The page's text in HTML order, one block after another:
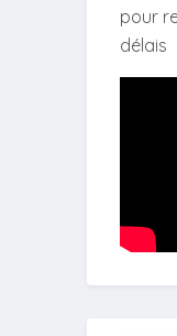
pour
délais